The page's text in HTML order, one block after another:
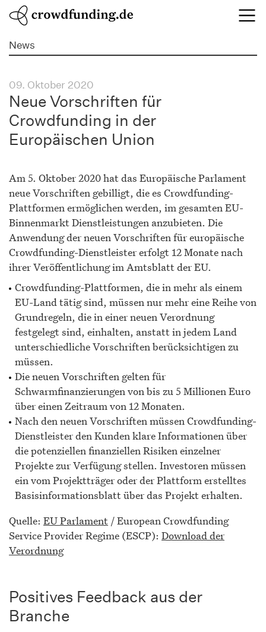
News
09. Oktober 2020
Neue Vorschriften für
Crowdfunding in der
Europäischen Union
Am 5. Oktober 2020 hat das Europäische Parlament
neue Vorschriften gebilligt, die es Crowdfunding-
Plattformen ermöglichen werden, im gesamten EU-
Binnenmarkt Dienstleistungen anzubieten. Die
Anwendung der neuen Vorschriften für europäische
Crowdfunding-Dienstleister erfolgt 12 Monate nach
ihrer Veröffentlichung im Amtsblatt der EU.
Crowdfunding-Plattformen, die in mehr als einem
EU-Land tätig sind, müssen nur mehr eine Reihe von
Grundregeln, die in einer neuen Verordnung
festgelegt sind, einhalten, anstatt in jedem Land
unterschiedliche Vorschriften berücksichtigen zu
müssen.
Die neuen Vorschriften gelten für
Schwarmfinanzierungen von bis zu 5 Millionen Euro
über einen Zeitraum von 12 Monaten.
Nach den neuen Vorschriften müssen Crowdfunding-
Dienstleister den Kunden klare Informationen über
die potenziellen finanziellen Risiken einzelner
Projekte zur Verfügung stellen. Investoren müssen
ein vom Projektträger oder der Plattform erstelltes
Basisinformationsblatt über das Projekt erhalten.
Quelle: EU Parlament / European Crowdfunding
Service Provider Regime (ESCP): Download der
Verordnung
Positives Feedback aus der
Branche